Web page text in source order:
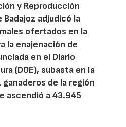
y Reproducción
Badajoz adjudicó la
ofertados en la
la enajenación de
en el Diario
(DOE), subasta en la
de la región
ascendió a 43.945